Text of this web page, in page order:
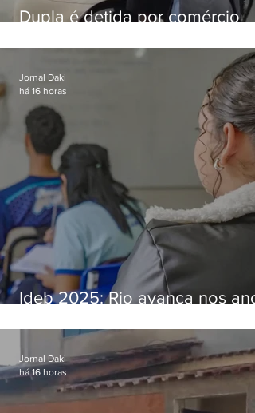
Dupla é detida por comércio
Bangu
Ideb 2025: Rio avança nos
nacional
Jornal Daki
há 16 horas
Jornal Daki
há 16 horas